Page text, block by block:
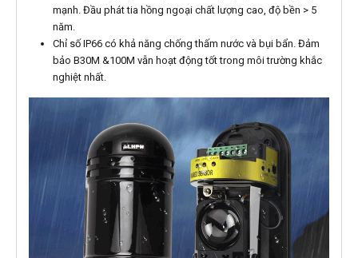
mạnh. Đầu phát tia hồng ngoại chất lượng cao, độ bền > 5
năm.
Chỉ số IP66 có khả năng chống thấm nước và bụi bẩn. Đảm
bảo B30M &100M vẫn hoạt động tốt trong môi trường khắc
nghiệt nhất.